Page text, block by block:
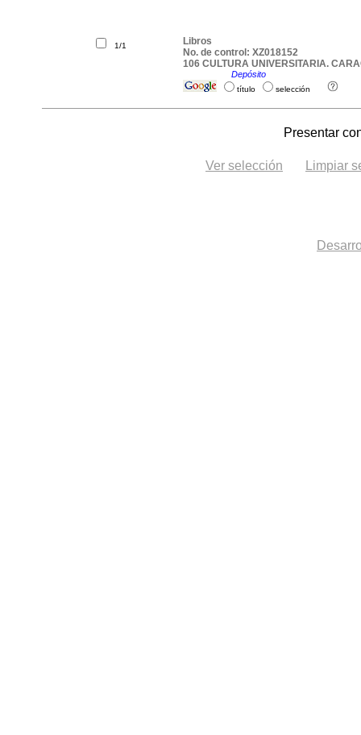
1/1
Libros
No. de control: XZ018152
106 CULTURA UNIVERSITARIA.
Depósito
título selección
Presentar
Ver selección Limpiar